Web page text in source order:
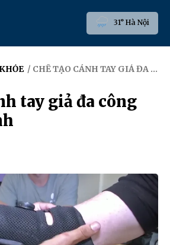
31° Hà Nội
/ CHẾ TẠO CÁNH TAY GIẢ ĐA CÔNG CỤ TÙY CHỈNH
tay giả đa công